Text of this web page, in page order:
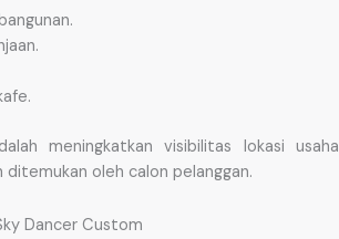
meningkatkan visibilitas lokasi usaha
ditemukan oleh calon pelanggan.
Dancer Custom